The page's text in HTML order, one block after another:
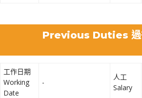
Previous Duties 過
工作日期
Working
Date
-
人工
Salary